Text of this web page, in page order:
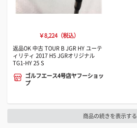
￥8,224（税込）
返品OK 中古 TOUR B JGR HY ユーテ
ィリティ 2017 H5 JGRオリジナル
TG1-HY 25 S
ゴルフエース4号店ヤフーショッ
プ
商品の続きを表示する